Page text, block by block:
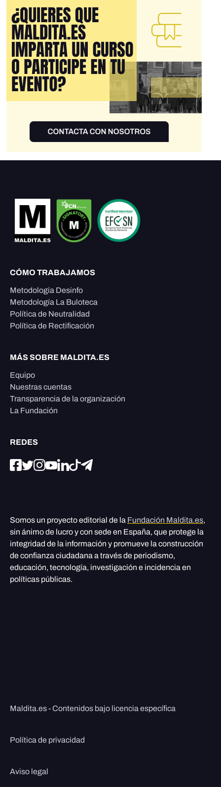
CÓMO TRABAJAMOS
Metodología Desinfo
Metodología La Buloteca
Política de Neutralidad
Política de Rectificación
MÁS SOBRE MALDITA.ES
Equipo
Nuestras cuentas
Transparencia de la organización
La Fundación
REDES
Somos un proyecto editorial de la Fundación Maldita.es,
sin ánimo de lucro y con sede en España, que protege la
integridad de la información y promueve la construcción
de confianza ciudadana a través de periodismo,
educación, tecnología, investigación e incidencia en
políticas públicas.
Maldita.es - Contenidos bajo licencia específica
Política de privacidad
Aviso legal